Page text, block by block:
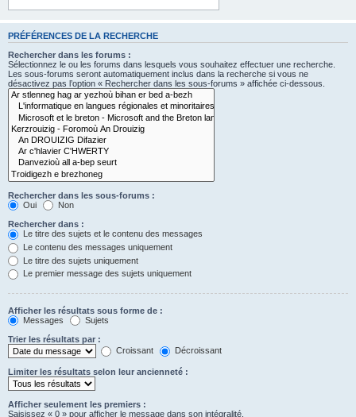
PRÉFÉRENCES DE LA RECHERCHE
Rechercher dans les forums :
Sélectionnez le ou les forums dans lesquels vous souhaitez effectuer une recherche.
Les sous-forums seront automatiquement inclus dans la recherche si vous ne
désactivez pas l’option « Rechercher dans les sous-forums » affichée ci-dessous.
Rechercher dans les sous-forums :
Oui
Non
Rechercher dans :
Le titre des sujets et le contenu des messages
Le contenu des messages uniquement
Le titre des sujets uniquement
Le premier message des sujets uniquement
Afficher les résultats sous forme de :
Messages
Sujets
Trier les résultats par :
Croissant
Décroissant
Limiter les résultats selon leur ancienneté :
Afficher seulement les premiers :
Saisissez « 0 » pour afficher le message dans son intégralité.